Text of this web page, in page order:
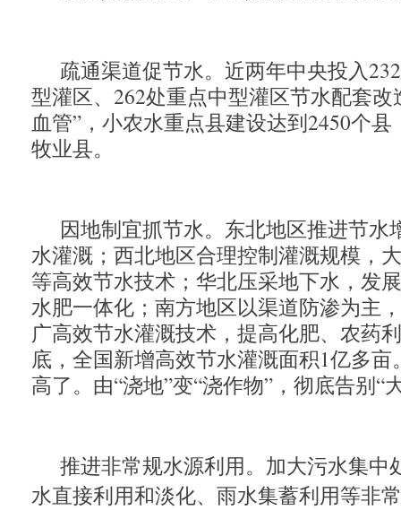
疏通渠道促节水。近两年中央投入
型灌区、262处重点中型灌区节水配套
血管”，小农水重点县建设达到2450个
牧业县。
因地制宜抓节水。东北地区推进节水
水灌溉；西北地区合理控制灌溉规模，
等高效节水技术；华北压采地下水，发
水肥一体化；南方地区以渠道防渗为主
广高效节水灌溉技术，提高化肥、农药
底，全国新增高效节水灌溉面积1亿多
高了。由“浇地”变“浇作物”，彻底告别“
推进非常规水源利用。加大污水集中
水直接利用和淡化、 雨水集蓄利用等非